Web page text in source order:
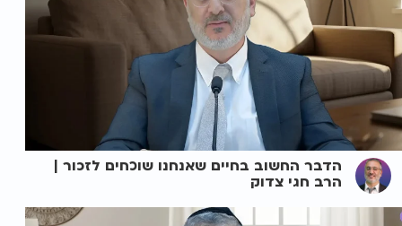
הדבר החשוב בחיים שאנחנו שוכחים לזכור |
הרב חגי צדוק